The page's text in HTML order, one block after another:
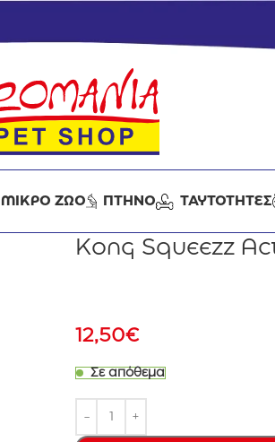
ΜΙΚΡΟ ΖΩΟ ΠΤΗΝΟ ΤΑΥΤΟΤΗΤΕΣ
Kong Squeezz
12,50€
Σε απόθεμα